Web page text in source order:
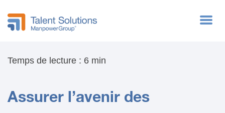
RPO Articles
Temps de lecture : 6 min
Assurer l’avenir des